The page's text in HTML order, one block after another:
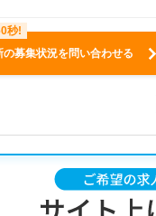
の募集状況を問い合わせる